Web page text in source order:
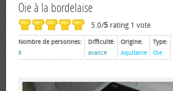
Oie à la bordelaise
5.0/5 rating 1 vote
Nombre de personnes:
8
Difficulté:
avancé
Origine:
Aquitaine
Type:
Oie